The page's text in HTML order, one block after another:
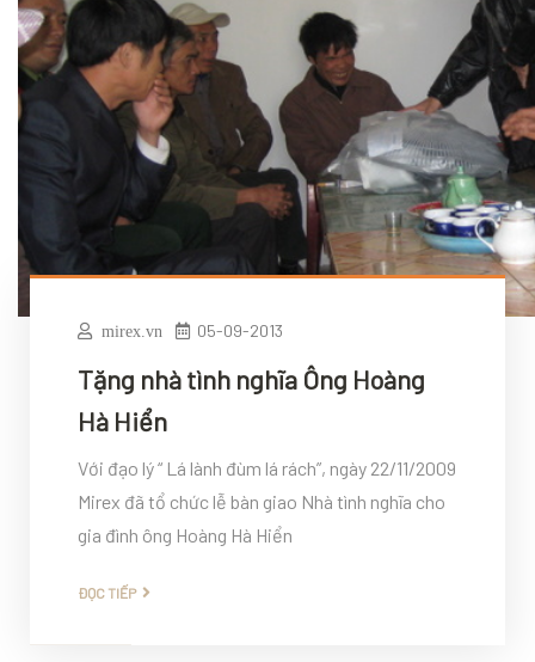
mirex.vn 05-09-2013
Tặng nhà tình nghĩa Ông Hoàng
Hà Hiển
Với đạo lý “ Lá lành đùm lá rách”, ngày 22/11/2009
Mirex đã tổ chức lễ bàn giao Nhà tình nghĩa cho
gia đình ông Hoàng Hà Hiển
ĐỌC TIẾP